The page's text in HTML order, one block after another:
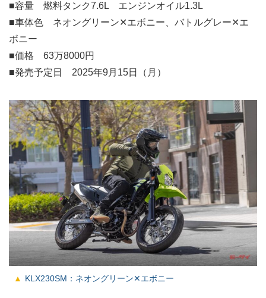
■容量 燃料タンク7.6L エンジンオイル1.3L
■車体色 ネオングリーン✕エボニー、バトルグレー✕エ
ボニー
■価格 63万8000円
■発売予定日 2025年9月15日（月）
KLX230SM：ネオングリーン✕エボニー